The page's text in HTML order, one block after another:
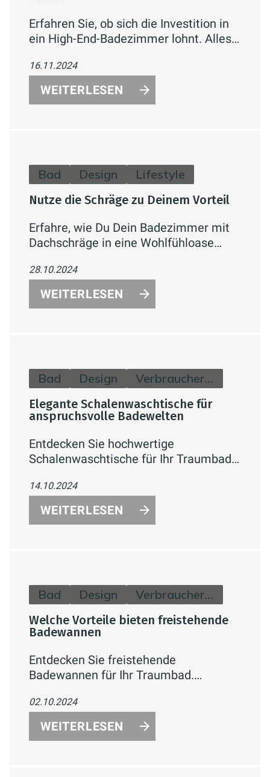
Erfahren Sie, ob sich die Investition in
ein High-End-Badezimmer lohnt. Alles
Regenduschen, Infrarotkabinen und
Designermöbel sowie deren Kosten-
Nutzen-Balance.
16.11.2024
WEITERLESEN
Bad Design Lifestyle
Nutze die Schräge zu Deinem Vorteil
Erfahre, wie Du Dein Badezimmer mit
Dachschräge in eine Wohlfühloase
Raumplanung, maßgefertigten Möbeln
und der richtigen Farbwahl wird Dein
Bad zum stilvollen Rückzugsort.
28.10.2024
WEITERLESEN
Bad Design Verbraucherinfos
Elegante Schalenwaschtische für
anspruchsvolle Badewelten
Entdecken Sie hochwertige
Schalenwaschtische für Ihr Traumbad.
Materialien und innovative Funktionen
vereint. Jetzt inspirieren lassen!
14.10.2024
WEITERLESEN
Bad Design Verbraucherinfos
Welche Vorteile bieten freistehende
Badewannen
Entdecken Sie freistehende
Badewannen für Ihr Traumbad.
Entspannung. Jetzt Modelle und Tipps
zur Planung erfahren!
02.10.2024
WEITERLESEN